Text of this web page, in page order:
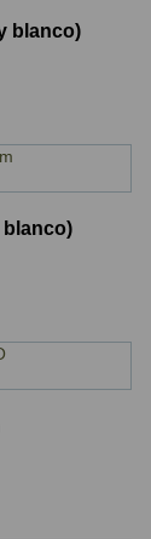
blanco)
blanco)